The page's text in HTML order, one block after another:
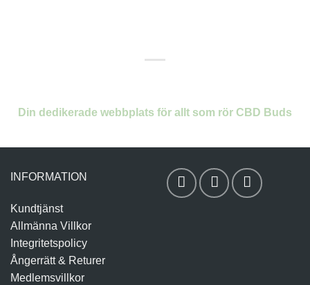
Din dedikerade webbplats för allt som rör CBD Buds
INFORMATION
Kundtjänst
Allmänna Villkor
Integritetspolicy
Ångerrätt & Returer
Medlemsvillkor